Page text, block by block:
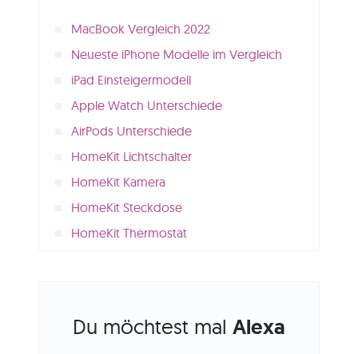
MacBook Vergleich 2022
Neueste iPhone Modelle im Vergleich
iPad Einsteigermodell
Apple Watch Unterschiede
AirPods Unterschiede
HomeKit Lichtschalter
HomeKit Kamera
HomeKit Steckdose
HomeKit Thermostat
Du möchtest mal Alexa